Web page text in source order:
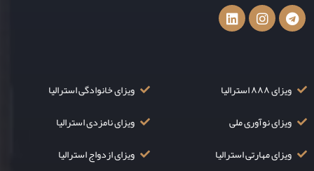
ویزای ۸۸۸ استرالیا
ویزای نوآوری ملی
ویزای مهارتی استرالیا
ویزای خانوادگی استرالیا
ویزای نامزدی استرالیا
ویزای ازدواج استرالیا